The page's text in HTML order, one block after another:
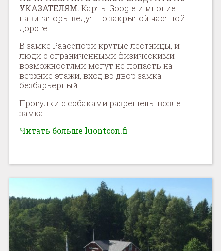
УКАЗАТЕЛЯМ. Карты Google и многие
навигаторы ведут по закрытой частной
дороге.
В замке Раасепори крутые лестницы, и
люди с ограниченными физическими
возможностями могут не попасть на
верхние этажи, вход во двор замка
безбарьерный.
Прогулки с собаками разрешены возле
замка.
Читать больше luontoon.fi